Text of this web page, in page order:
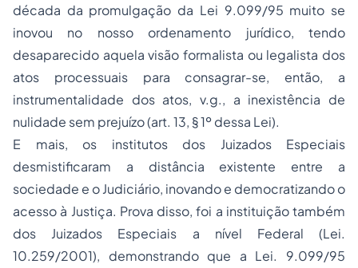
década da promulgação da Lei 9.099/95 muito se
inovou no nosso ordenamento jurídico, tendo
desaparecido aquela visão formalista ou legalista dos
atos processuais para consagrar-se, então, a
instrumentalidade dos atos, v.g., a inexistência de
nulidade sem prejuízo (art. 13, § 1º dessa Lei).
E mais, os institutos dos Juizados Especiais
desmistificaram a distância existente entre a
sociedade e o Judiciário, inovando e democratizando o
acesso à Justiça. Prova disso, foi a instituição também
dos Juizados Especiais a nível Federal (Lei.
10.259/2001), demonstrando que a Lei. 9.099/95